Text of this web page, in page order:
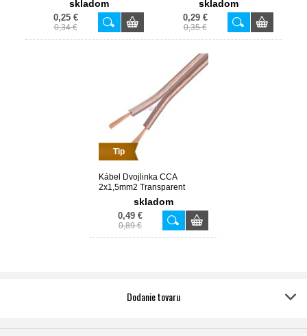
skladom
0,25 €
0,34 €
skladom
0,29 €
0,35 €
Tip
Kábel Dvojlinka CCA
2x1,5mm2 Transparent
skladom
0,49 €
0,89 €
Dodanie tovaru